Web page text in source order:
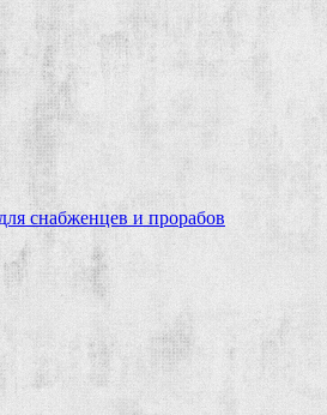
снабженцев и прорабов